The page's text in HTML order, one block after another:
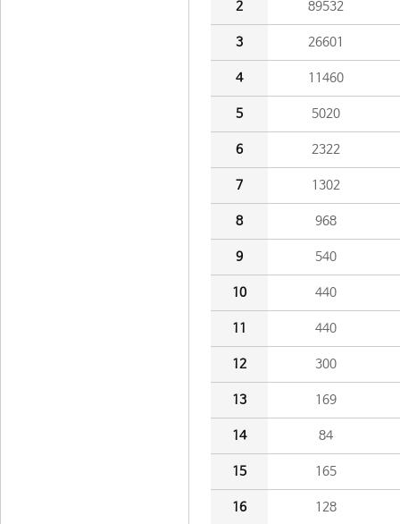
2 89532
3 26601
4 11460
5 5020
6 2322
7 1302
8 968
9 540
10 440
11 440
12 300
13 169
14 84
15 165
16 128